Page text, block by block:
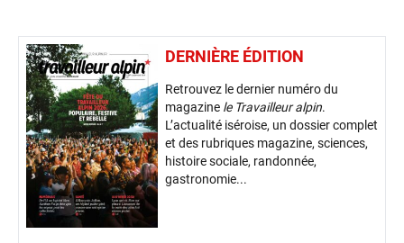
DERNIÈRE ÉDITION
Retrouvez le dernier numéro du
magazine le Travailleur alpin.
L’actualité iséroise, un dossier complet
et des rubriques magazine, sciences,
histoire sociale, randonnée,
gastronomie...